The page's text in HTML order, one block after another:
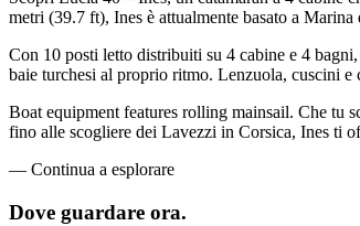
metri (39.7 ft), Ines è attualmente basato a
Con 10 posti letto distribuiti su 4 cabine e 4
baie turchesi al proprio ritmo. Lenzuola, cuscini
Boat equipment features rolling mainsail. Che tu
fino alle scogliere dei Lavezzi in Corsica, Ines ti
— Continua a esplorare
Dove guardare ora.